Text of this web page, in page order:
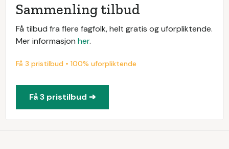
Sammenling tilbud
Få tilbud fra flere fagfolk, helt gratis og uforpliktende.
Mer informasjon her.
Få 3 pristilbud • 100% uforpliktende
Få 3 pristilbud ➔